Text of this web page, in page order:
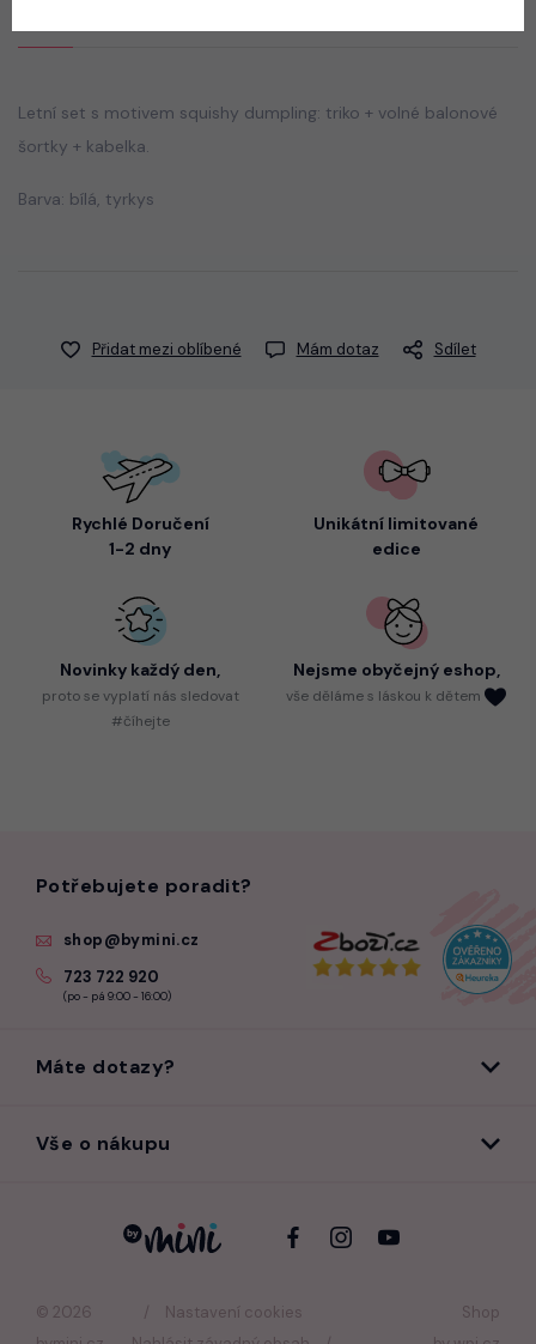
Letní set s motivem squishy dumpling: triko + volné balonové
šortky + kabelka.
Barva: bílá, tyrkys
Přidat mezi oblíbené Mám dotaz Sdílet
Rychlé Doručení
1-2 dny
Unikátní limitované
edice
Novinky každý den,
protose vyplatí nás sledovat
#číhejte
Nejsme obyčejný eshop,
vše děláme s láskou k dětem
© 2026
Nastavení cookies
Shop
Potřebujete poradit?
shop@bymini.cz
723 722 920
(po - pá 9:00 - 16:00)
Máte dotazy?
Vše o nákupu